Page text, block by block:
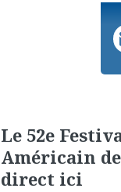
Le 52e
Américain
direct ici